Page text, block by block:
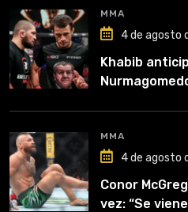
MMA
4 de agosto
Khabib
MMA
4 de agosto
Conor
vez: “Se